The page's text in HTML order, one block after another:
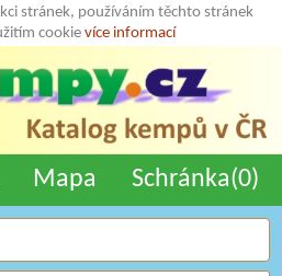
stránek, používáním těchto stránek
cookie více informací
Mapa Schránka(0)